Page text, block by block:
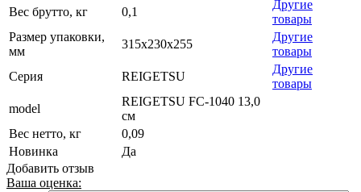
Вес брутто, кг
0,1
Другие
товары
Размер упаковки,
мм
315x230x255
Другие
товары
Серия
REIGETSU
Другие
товары
model
REIGETSU FC-1040 13,0
см
Вес нетто, кг
0,09
Новинка
Да
Добавить отзыв
Ваша оценка: